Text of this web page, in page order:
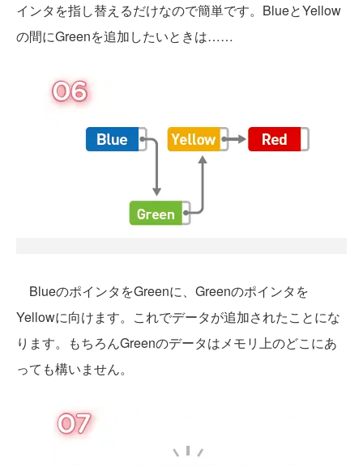
インタを指し替えるだけなので簡単です。BlueとYellow
の間にGreenを追加したいときは……
BlueのポインタをGreenに、Greenのポインタを
Yellowに向けます。これでデータが追加されたことにな
ります。もちろんGreenのデータはメモリ上のどこにあ
っても構いません。